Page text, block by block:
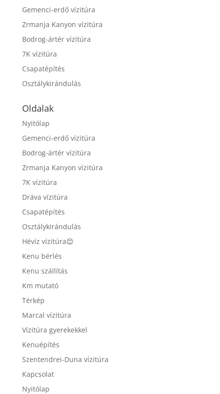
Gemenci-erdő vízitúra
Zrmanja Kanyon vízitúra
Bodrog-ártér vízitúra
7K vízitúra
Csapatépítés
Osztálykirándulás
Oldalak
Nyitólap
Gemenci-erdő vízitúra
Bodrog-ártér vízitúra
Zrmanja Kanyon vízitúra
7K vízitúra
Dráva vízitúra
Csapatépítés
Osztálykirándulás
Hévíz vízitúra😊
Kenu bérlés
Kenu szállítás
Km mutató
Térkép
Marcal vízitúra
Vízitúra gyerekekkel
Kenuépítés
Szentendrei-Duna vízitúra
Kapcsolat
Nyitólap